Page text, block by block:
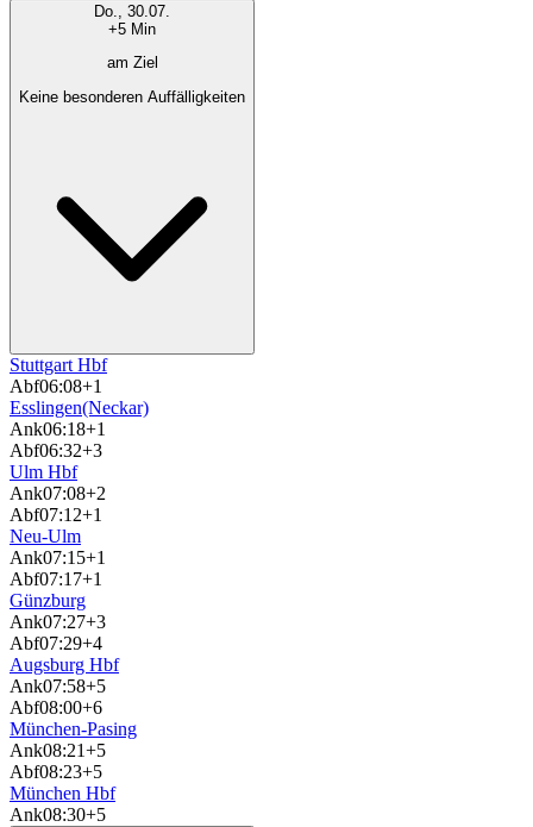
Do., 30.07.
+5 Min
am Ziel
Keine besonderen Auffälligkeiten
Stuttgart Hbf
Abf06:08+1
Esslingen(Neckar)
Ank06:18+1
Abf06:32+3
Ulm Hbf
Ank07:08+2
Abf07:12+1
Neu-Ulm
Ank07:15+1
Abf07:17+1
Günzburg
Ank07:27+3
Abf07:29+4
Augsburg Hbf
Ank07:58+5
Abf08:00+6
München-Pasing
Ank08:21+5
Abf08:23+5
München Hbf
Ank08:30+5